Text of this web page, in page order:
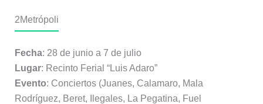
2Metrópoli
Fecha: 28 de junio a 7 de julio
Lugar: Recinto Ferial “Luis Adaro”
Evento: Conciertos (Juanes, Calamaro, Mala
Rodríguez, Beret, Ilegales, La Pegatina, Fuel